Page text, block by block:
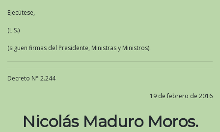
Ejecútese,
(L.S.)
(siguen firmas del Presidente, Ministras y Ministros).
Decreto N° 2.244
19 de febrero de 2016
Nicolás Maduro Moros.